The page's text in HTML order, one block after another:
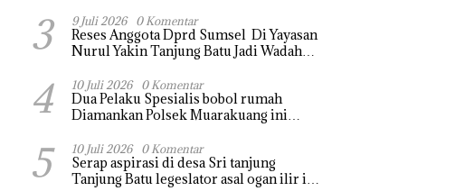
Sebagian Aspirasi langsung di Kabulkan
dan Segera di realisaikan
3 9 Juli 2026 0 Komentar
Reses Anggota Dprd Sumsel Di Yayasan
Nurul Yakin Tanjung Batu Jadi Wadah
Pembangunan Sejumlah Aspirasi di
sampaikan warga
4 10 Juli 2026 0 Komentar
Dua Pelaku Spesialis bobol rumah
Diamankan Polsek Muarakuang ini
5 10 Juli 2026 0 Komentar
Serap aspirasi di desa Sri tanjung
Tanjung Batu legeslator asal ogan ilir ini